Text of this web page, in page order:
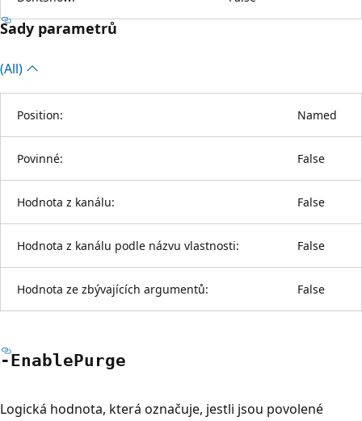
Sady parametrů
(All)
Position: Named
Povinné: False
Hodnota z kanálu: False
Hodnota z kanálu podle názvu vlastnosti: False
Hodnota ze zbývajících argumentů: False
-EnablePurge
Logická hodnota, která označuje, jestli jsou povolené